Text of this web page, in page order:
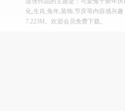
化,生肖,兔年,装饰,节庆等内容感兴趣
7.223M。欢迎会员免费下载。